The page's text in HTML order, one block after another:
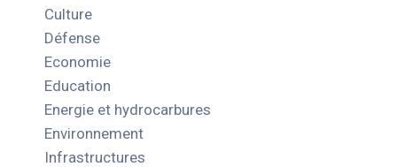
Culture
Défense
Economie
Education
Energie et hydrocarbures
Environnement
Infrastructures